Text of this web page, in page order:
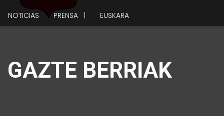
NOTICIAS PRENSA | EUSKARA
GAZTE BERRIAK